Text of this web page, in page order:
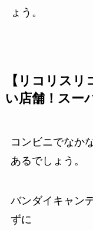
ょう。
【リコリス
い店舗！スー
コンビニでなか
あるでしょう。
バンダイキャン
ずに